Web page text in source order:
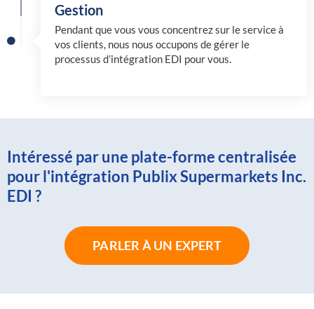
Gestion
Pendant que vous vous concentrez sur le service à
vos clients, nous nous occupons de gérer le
processus d’intégration EDI pour vous.
Intéressé par une plate-forme centralisée
pour l'intégration Publix Supermarkets Inc.
EDI ?
PARLER À UN EXPERT